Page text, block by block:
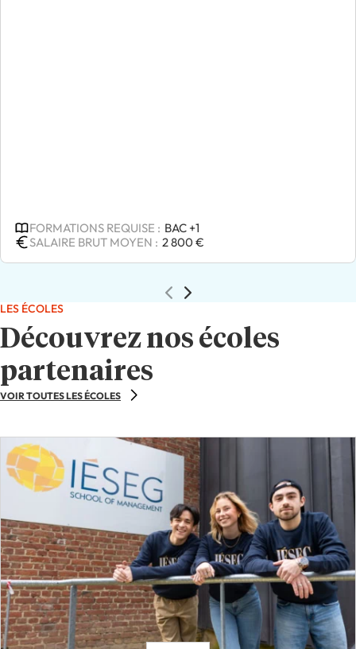
FORMATIONS REQUISE : BAC +1
SALAIRE BRUT MOYEN : 2 800 €
LES ÉCOLES
Découvrez nos écoles
partenaires
VOIR TOUTES LES ÉCOLES